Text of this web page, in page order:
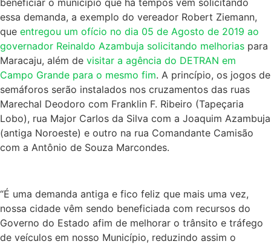
essa demanda, a exemplo do vereador Robert Ziemann,
que entregou um ofício no dia 05 de Agosto de 2019 ao
governador Reinaldo Azambuja solicitando melhorias para
Maracaju, além de visitar a agência do DETRAN em
Campo Grande para o mesmo fim. A princípio, os jogos de
semáforos serão instalados nos cruzamentos das ruas
Marechal Deodoro com Franklin F. Ribeiro (Tapeçaria
Lobo), rua Major Carlos da Silva com a Joaquim Azambuja
(antiga Noroeste) e outro na rua Comandante Camisão
com a Antônio de Souza Marcondes.
“É uma demanda antiga e fico feliz que mais uma vez,
nossa cidade vêm sendo beneficiada com recursos do
Governo do Estado afim de melhorar o trânsito e tráfego
de veículos em nosso Município, reduzindo assim o